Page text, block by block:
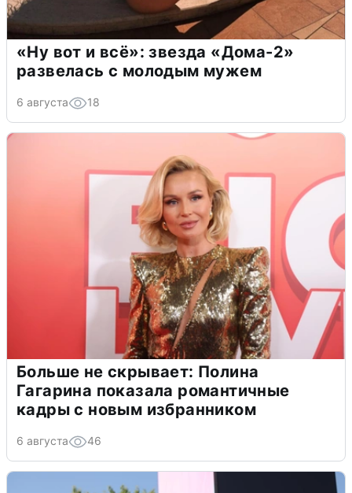
«Ну вот и всё»: звезда «Дома-2»
развелась с молодым мужем
6 августа 18
Больше не скрывает: Полина
Гагарина показала романтичные
кадры с новым избранником
6 августа 46